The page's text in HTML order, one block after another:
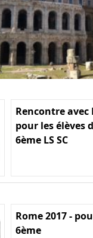
Rencontre
pour les élèves
6ème LS SC
Rome 2017 -
6ème